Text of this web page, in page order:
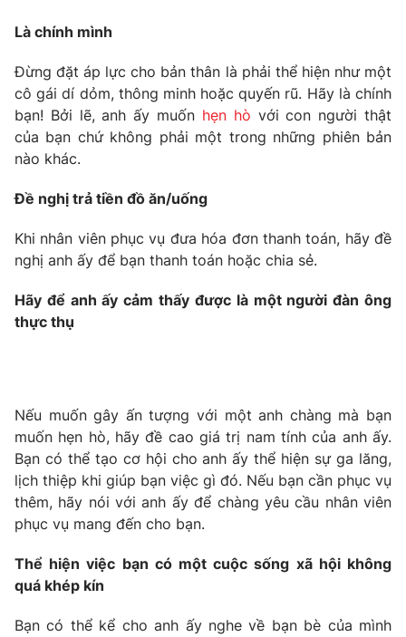
Câu chuyện quốc tế
Kinh tế
Tài chính
Thị trường
Góc doanh nghiệp
Dữ liệu và đời sống
Truyền hình
Hậu trường
Nhân vật
Giải sao mai
Giải trí
Âm nhạc
Sao
Đời sống
Làm đẹp
Giáo dục
Tuyển sinh
Sản phẩm
Thị trường
Tư vấn
Lịch phát sóng
Chuyên mục khác
Emagazine Podcast
Là chính mình
Đừng đặt áp lực cho bản thân là phải thể hiện như một
cô gái dí dỏm, thông minh hoặc quyến rũ. Hãy là chính
bạn! Bởi lẽ, anh ấy muốn hẹn hò với con người thật
của bạn chứ không phải một trong những phiên bản
nào khác.
Đề nghị trả tiền đồ ăn/uống
Khi nhân viên phục vụ đưa hóa đơn thanh toán, hãy đề
nghị anh ấy để bạn thanh toán hoặc chia sẻ.
Hãy để anh ấy cảm thấy được là một người đàn ông
thực thụ
Nếu muốn gây ấn tượng với một anh chàng mà bạn
muốn hẹn hò, hãy đề cao giá trị nam tính của anh ấy.
Bạn có thể tạo cơ hội cho anh ấy thể hiện sự ga lăng,
lịch thiệp khi giúp bạn việc gì đó. Nếu bạn cần phục vụ
thêm, hãy nói với anh ấy để chàng yêu cầu nhân viên
phục vụ mang đến cho bạn.
Thể hiện việc bạn có một cuộc sống xã hội không
quá khép kín
Bạn có thể kể cho anh ấy nghe về bạn bè của mình